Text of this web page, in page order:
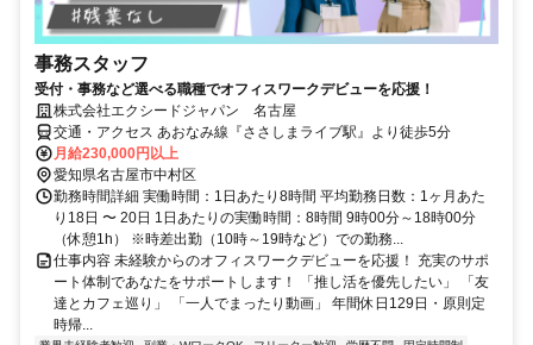
事務スタッフ
受付・事務など選べる職種でオフィスワークデビューを応援！
株式会社エクシードジャパン 名古屋
交通・アクセス あおなみ線『ささしまライブ駅』より徒歩5分
月給230,000円以上
愛知県名古屋市中村区
勤務時間詳細 実働時間：1日あたり8時間 平均勤務日数：1ヶ月あた
り18日 〜 20日 1日あたりの実働時間：8時間 9時00分～18時00分
（休憩1h） ※時差出勤（10時～19時など）での勤務...
仕事内容 未経験からのオフィスワークデビューを応援！ 充実のサポ
ート体制であなたをサポートします！ 「推し活を優先したい」 「友
達とカフェ巡り」 「一人でまったり動画」 年間休日129日・原則定
時帰...